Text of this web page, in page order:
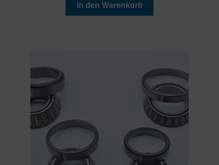
In den Warenkorb